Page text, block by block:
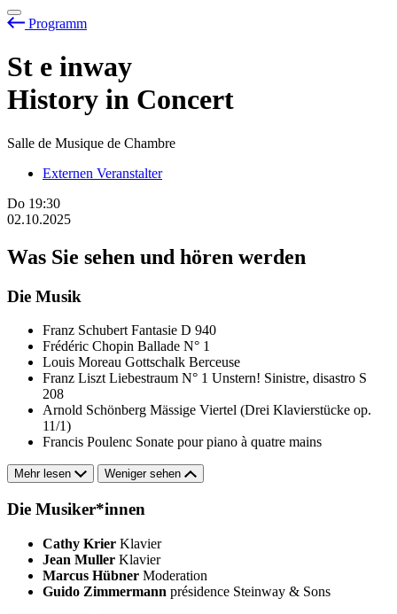
Programm
St e inway
History in Concert
Salle de Musique de Chambre
Externen Veranstalter
Do 19:30
02.10.2025
Was Sie sehen und hören werden
Die Musik
Franz Schubert Fantasie D 940
Frédéric Chopin Ballade N° 1
Louis Moreau Gottschalk Berceuse
Franz Liszt Liebestraum N° 1 Unstern! Sinistre, disastro S
208
Arnold Schönberg Mässige Viertel (Drei Klavierstücke op.
11/1)
Francis Poulenc Sonate pour piano à quatre mains
Mehr lesen Weniger sehen
Die Musiker*innen
Cathy Krier Klavier
Jean Muller Klavier
Marcus Hübner Moderation
Guido Zimmermann présidence Steinway & Sons